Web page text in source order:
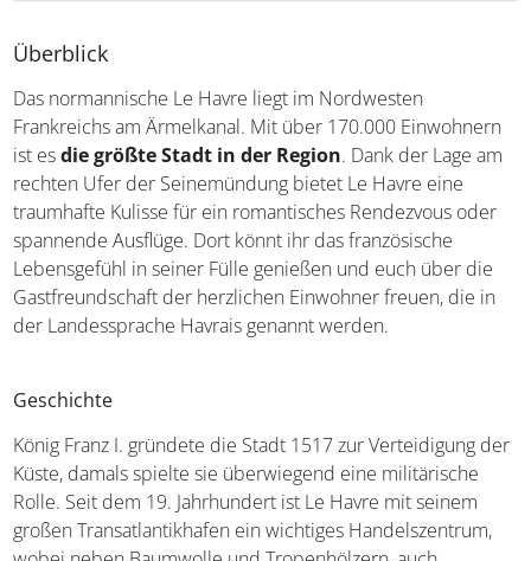
Überblick
Das normannische Le Havre liegt im Nordwesten
Frankreichs am Ärmelkanal. Mit über 170.000 Einwohnern
ist esdie größte Stadt in der Region. Dank der Lage am
rechten Ufer der Seinemündung bietet Le Havre eine
traumhafte Kulisse für ein romantisches Rendezvous oder
spannende Ausflüge. Dort könnt ihr das französische
Lebensgefühl in seiner Fülle genießen und euch über die
Gastfreundschaft der herzlichen Einwohner freuen, die in
der Landessprache Havrais genannt werden.
Geschichte
König Franz I. gründete die Stadt 1517 zur Verteidigung der
Küste, damals spielte sie überwiegend eine militärische
Rolle. Seit dem 19. Jahrhundert ist Le Havre mit seinem
großen Transatlantikhafen ein wichtiges Handelszentrum,